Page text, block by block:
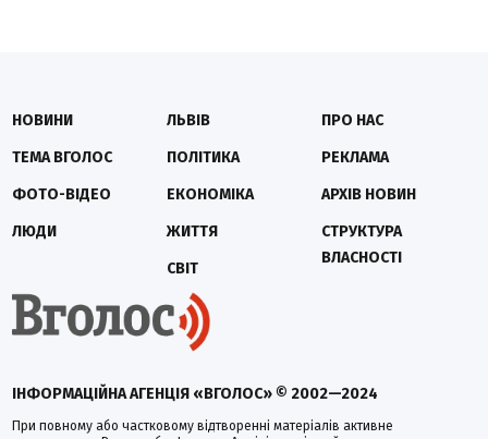
ІНФОРМАЦІЙНА АГЕНЦІЯ «ВГОЛОС» © 2002—2024
При повному або частковому відтворенні матеріалів активне
НОВИНИ
ТЕМА ВГОЛОС
ФОТО-ВІДЕО
ЛЮДИ
ЛЬВІВ
ПОЛІТИКА
ЕКОНОМІКА
ЖИТТЯ
СВІТ
ПРО НАС
РЕКЛАМА
АРХІВ НОВИН
СТРУКТУРА
ВЛАСНОСТІ